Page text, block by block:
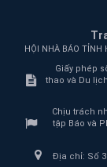
HỘI NHÀ BÁO TỈNH
Giấy phép
thao và Du
Chịu trách
tập Báo và
Địa chỉ: Số